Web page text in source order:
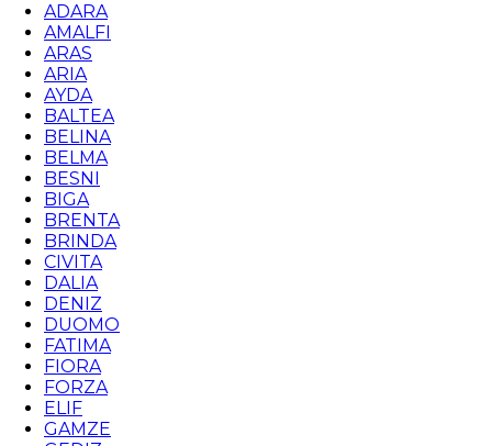
ADARA
AMALFI
ARAS
ARIA
AYDA
BALTEA
BELINA
BELMA
BESNI
BIGA
BRENTA
BRINDA
CIVITA
DALIA
DENIZ
DUOMO
FATIMA
FIORA
FORZA
ELIF
GAMZE